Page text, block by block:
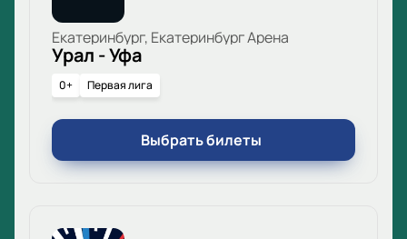
Екатеринбург, Екатеринбург Арена
Урал - Уфа
0+ Первая лига
Выбрать билеты